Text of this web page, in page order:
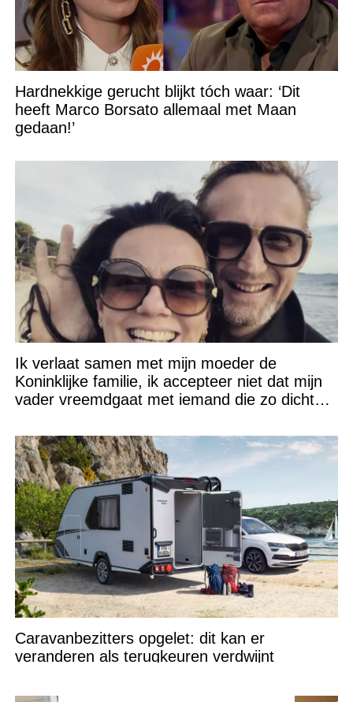
Hardnekkige gerucht blijkt tóch waar: ‘Dit
heeft Marco Borsato allemaal met Maan
gedaan!’
Ik verlaat samen met mijn moeder de
Koninklijke familie, ik accepteer niet dat mijn
vader vreemdgaat met iemand die zo dichtbij
Caravanbezitters opgelet: dit kan er
veranderen als terugkeuren verdwijnt